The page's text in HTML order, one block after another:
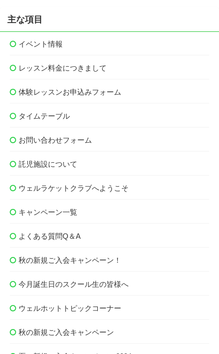
主な項目
イベント情報
レッスン料金につきまして
体験レッスンお申込みフォーム
タイムテーブル
お問い合わせフォーム
託児施設について
ウェルラケットクラブへようこそ
キャンペーン一覧
よくある質問Q＆A
秋の新規ご入会キャンペーン！
今月誕生日のスクール生の皆様へ
ウェルホットトピックコーナー
秋の新規ご入会キャンペーン